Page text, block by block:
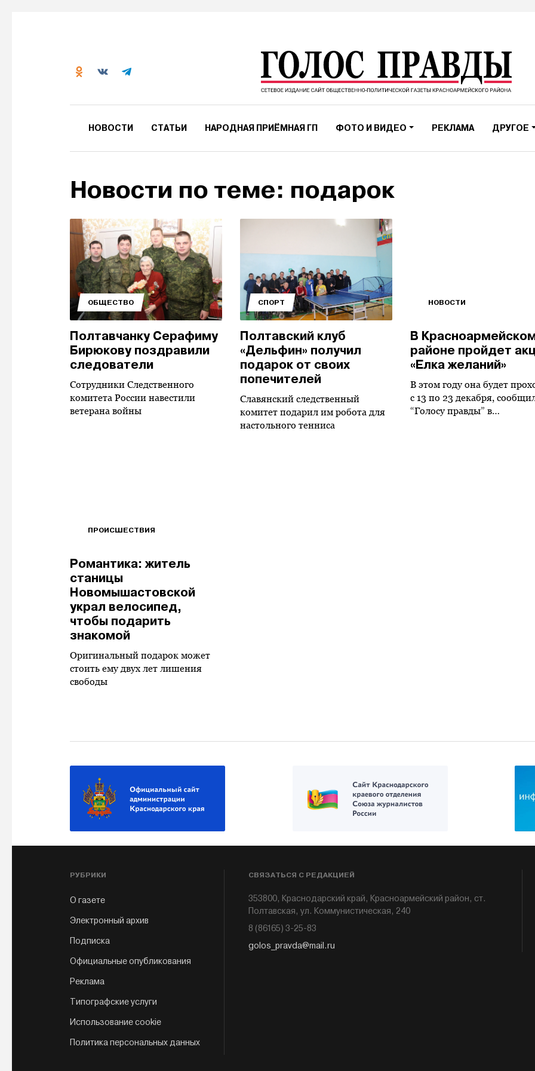
НОВОСТИ СТАТЬИ НАРОДНАЯ ПРИЁМНАЯ ГП ФОТО И ВИДЕО РЕКЛАМА ДРУГОЕ
Новости по теме: подарок
ОБЩЕСТВО
Полтавчанку Серафиму
Бирюкову поздравили
следователи
Сотрудники Следственного
комитета России навестили
ветерана войны
СПОРТ
Полтавский клуб
«Дельфин» получил
подарок от своих
попечителей
Славянский следственный
комитет подарил им робота для
настольного тенниса
НОВОСТИ
В
районе пройдет
«Елка желаний»
В этом году она будет
с 13 по 23 декабря,
“Голосу правды” в…
ПРОИСШЕСТВИЯ
Романтика: житель
станицы
Новомышастовской
украл велосипед,
чтобы подарить
знакомой
Оригинальный подарок может
стоить ему двух лет лишения
свободы
РУБРИКИ
О газете
Электронный архив
Подписка
Официальные опубликования
Реклама
Типографские услуги
Использование cookie
Политика персональных данных
СВЯЗАТЬСЯ С РЕДАКЦИЕЙ
353800, Краснодарский край, Красноармейский район, ст.
Полтавская, ул. Коммунистическая, 240
8 (86165) 3-25-83
golos_pravda@mail.ru